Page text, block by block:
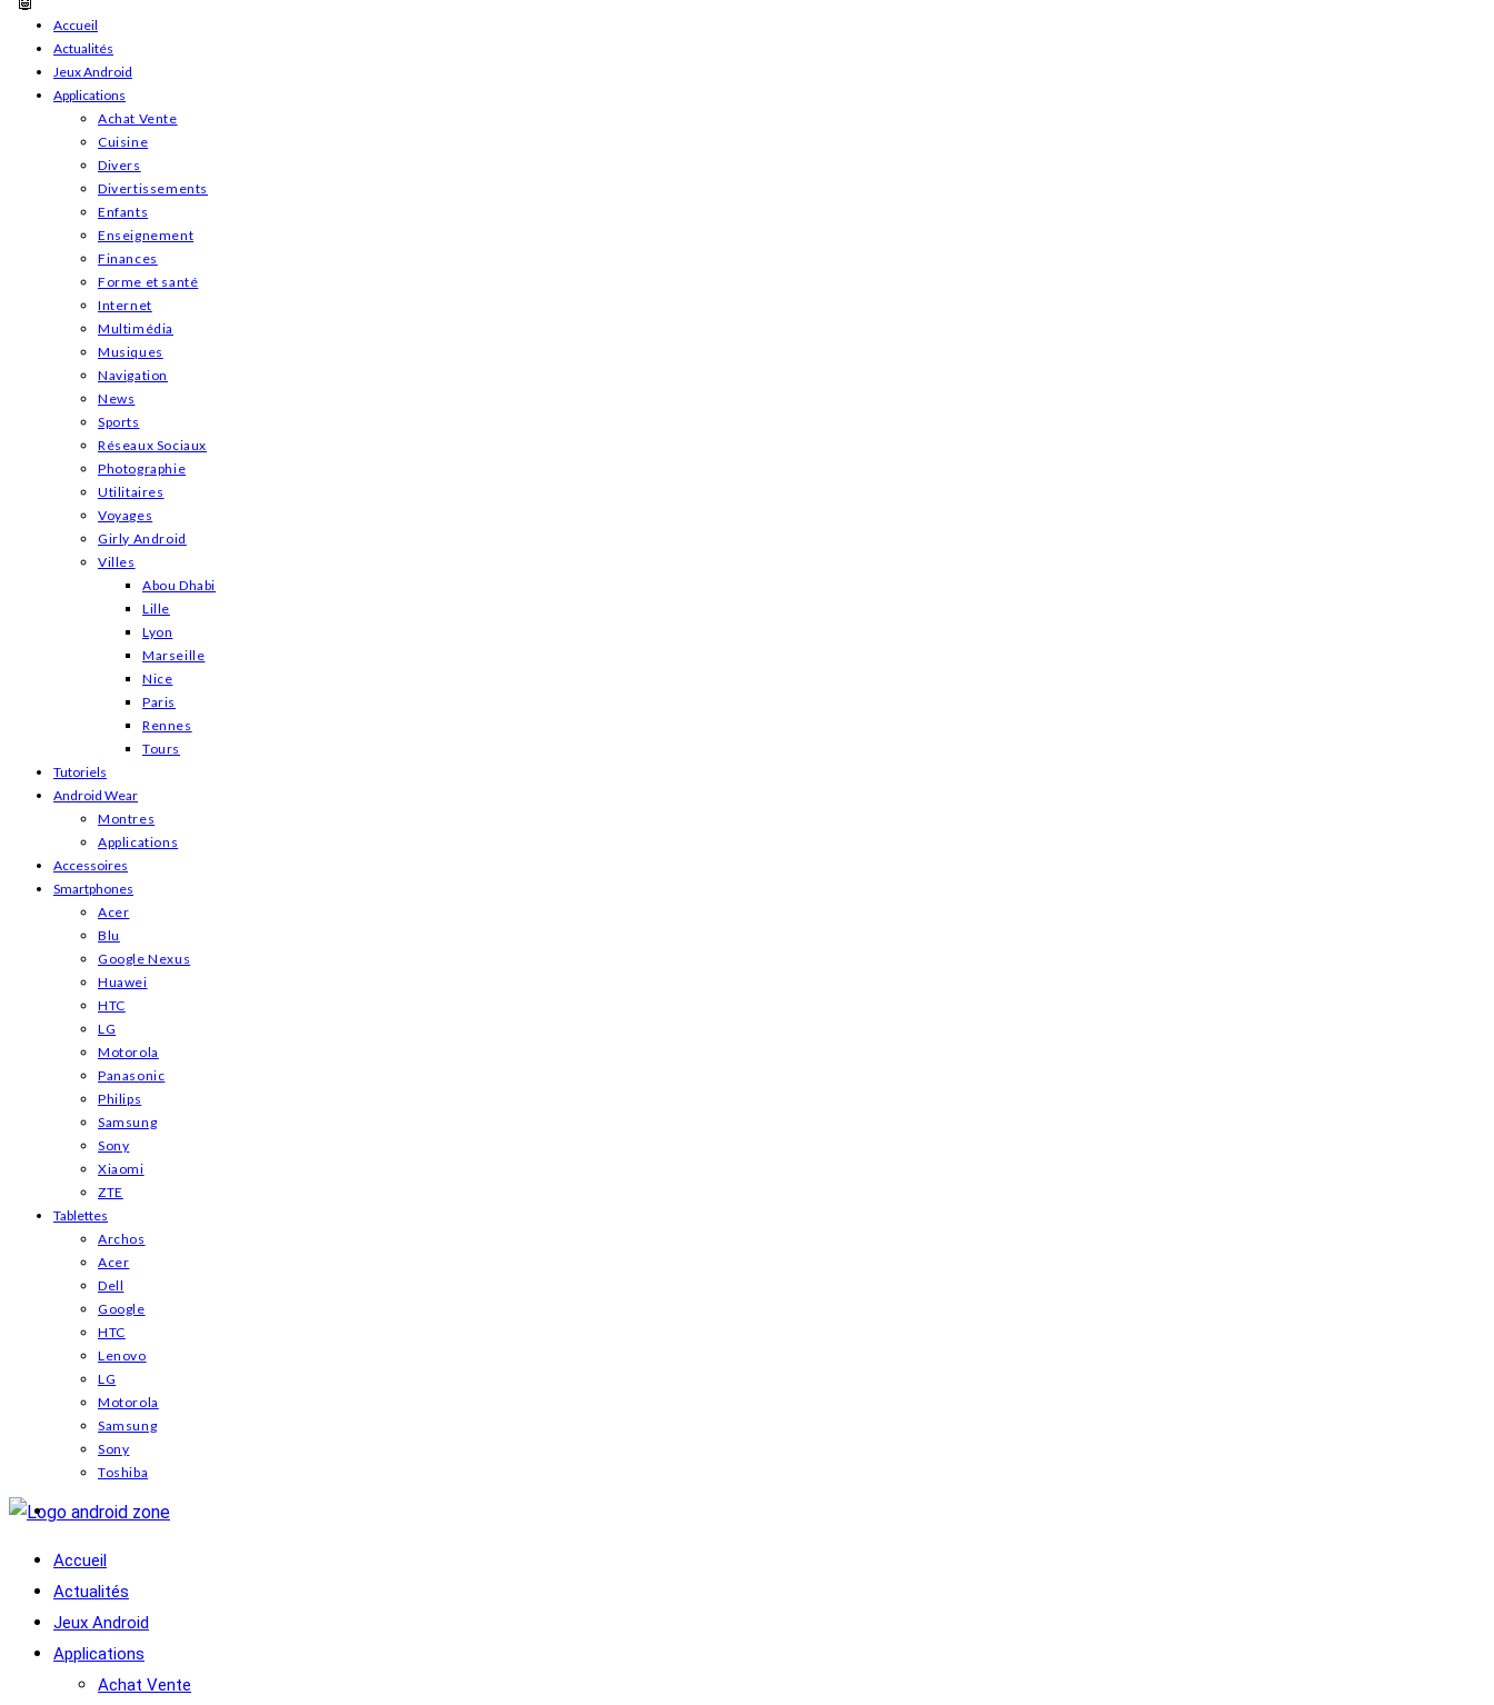
Skip
content
Accueil
Actualités
Jeux Android
Applications
Achat Vente
Cuisine
Divers
Divertissements
Enfants
Enseignement
Finances
Forme et santé
Internet
Multimédia
Musiques
Navigation
News
Sports
Réseaux Sociaux
Photographie
Utilitaires
Voyages
Girly Android
Villes
Abou Dhabi
Lille
Lyon
Marseille
Nice
Paris
Rennes
Tours
Tutoriels
Android Wear
Montres
Applications
Accessoires
Smartphones
Acer
Blu
Google Nexus
Huawei
HTC
LG
Motorola
Panasonic
Philips
Samsung
Sony
Xiaomi
ZTE
Tablettes
Archos
Acer
Dell
Google
HTC
Lenovo
LG
Motorola
Samsung
Sony
Toshiba
Accueil
Actualités
Jeux Android
Applications
Achat Vente